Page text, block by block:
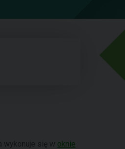
wykonuje się w oknie